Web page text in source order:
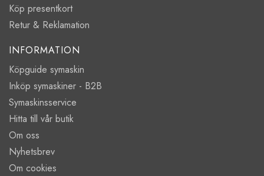
Köp presentkort
Retur & Reklamation
INFORMATION
Köpguide symaskin
Inköp symaskiner - B2B
Symaskinsservice
Hitta till vår butik
Om oss
Nyhetsbrev
Om cookies